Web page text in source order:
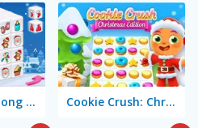
Holiday Mahjong Dimensions Cookie Crush: Christmas Edition